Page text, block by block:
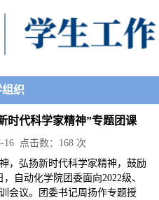
组织
时代科学家精神”专题团课
16 点击数： 168 次
，弘扬新时代科学家精神，鼓励
自动化学院团委面向2022级、
会议。团委书记周扬作专题授